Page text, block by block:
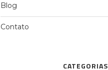
Blog
Contato
CATEGORIAS